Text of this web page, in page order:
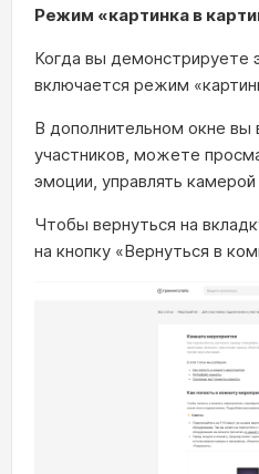
Режим «картинка в
Когда вы демонстрируете
включается режим
В дополнительном окне вы
участников, можете
эмоции, управлять
Чтобы вернуться на
на кнопку «Вернуться в